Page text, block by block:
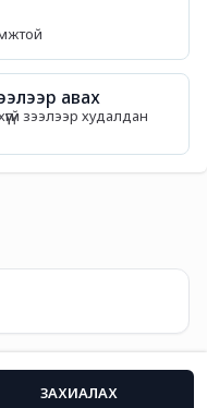
ЗАХИАЛАХ
авах
зээлээр худалдан